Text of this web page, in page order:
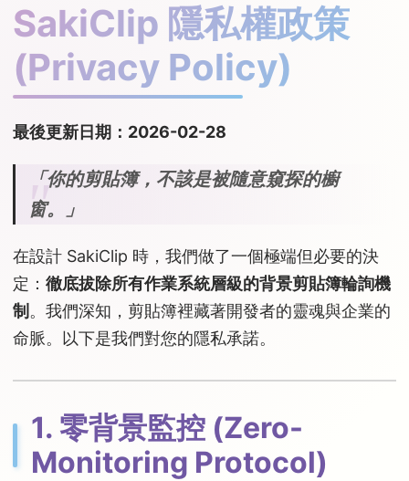
SakiClip 隱私權政策
(Privacy Policy)
最後更新日期：2026-02-28
「你的剪貼簿，不該是被隨意窺探的櫥
窗。」
在設計 SakiClip 時，我們做了一個極端但必要的決
定： 徹底拔除所有作業系統層級的背景剪貼簿輪詢機
制 。我們深知，剪貼簿裡藏著開發者的靈魂與企業的
命脈。以下是我們對您的隱私承諾。
1. 零背景監控 (Zero-
Monitoring Protocol)